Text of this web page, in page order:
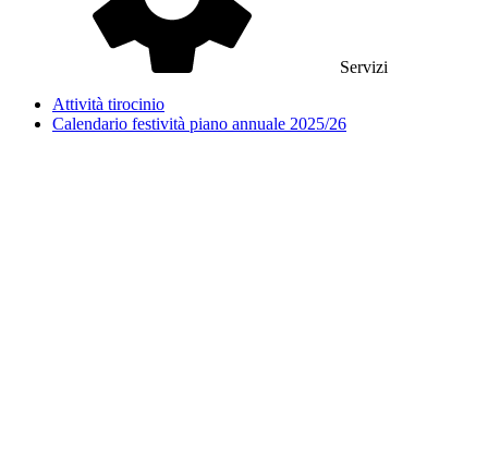
Servizi
Attività tirocinio
Calendario festività piano annuale 2025/26